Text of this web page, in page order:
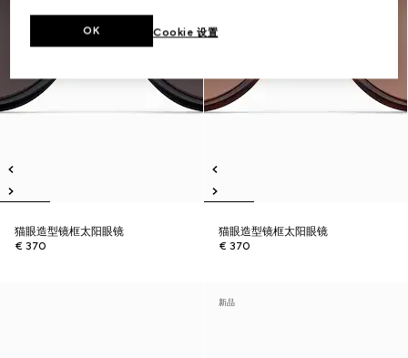
猫眼造型镜框太阳眼镜
€ 370
猫眼造型镜框太阳眼镜
€ 370
新品
Cookie 设置
OK